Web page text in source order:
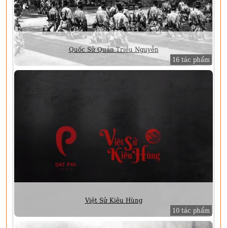
Quốc Sử Quán Triều Nguyễn
16 tác phẩm
Việt Sử Kiêu Hùng
10 tác phẩm